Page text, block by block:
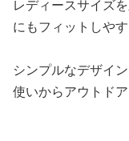
レディースサイズ
にもフィットしやす
シンプルなデザイ
使いからアウトド